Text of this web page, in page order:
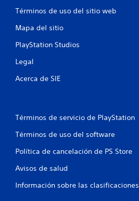
Términos de uso del sitio web
Mapa del sitio
PlayStation Studios
Legal
Acerca de SIE
Términos de servicio de PlayStation
Términos de uso del software
Política de cancelación de PS Store
Avisos de salud
Información sobre las clasificaciones